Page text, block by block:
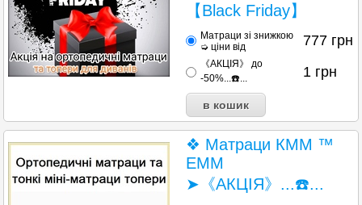
【Black Friday】
Матраци зі знижкою
➭ ціни від
777 грн
《АКЦІЯ》 до
-50%...☎️...
1 грн
❖ Матраци КММ ™
EMM
➤《АКЦІЯ》...☎️...